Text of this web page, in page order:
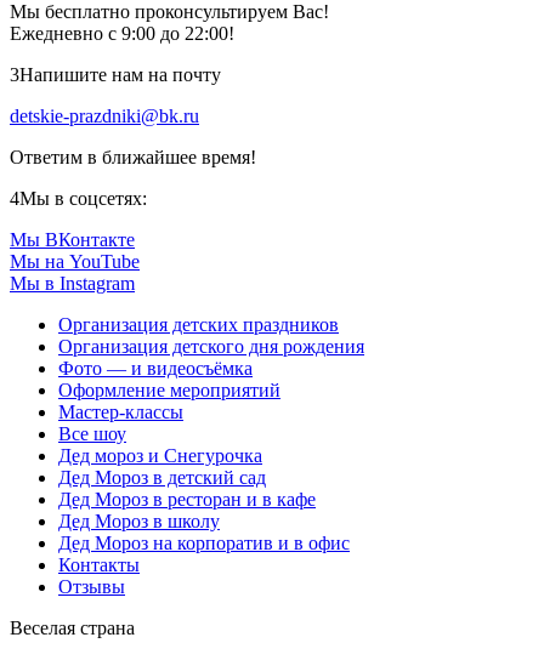
Мы бесплатно проконсультируем Вас!
Ежедневно с 9:00 до 22:00!
3Напишите нам на почту
detskie-prazdniki@bk.ru
Ответим в ближайшее время!
4Мы в соцсетях:
Мы ВКонтакте
Мы на YouTube
Мы в Instagram
Организация детских праздников
Организация детского дня рождения
Фото — и видеосъёмка
Оформление мероприятий
Мастер-классы
Все шоу
Дед мороз и Снегурочка
Дед Мороз в детский сад
Дед Мороз в ресторан и в кафе
Дед Мороз в школу
Дед Мороз на корпоратив и в офис
Контакты
Отзывы
Веселая страна